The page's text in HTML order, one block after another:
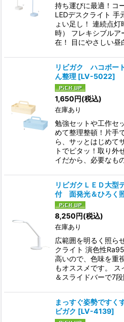
持ち運びに最適！コ
LEDデスクライト 手
ょい足し！ 連続点
時） フレキシブルア
在！ 目にやさしい昼
リビガク ハコボー
ん整理 [LV-5022]
1,650円(税込)
在庫あり
勉強セットや工作セ
めて整理整頓！片手
ら、サッとはじめて
トでピタッ！取り外
イだから、必要なも
リビガクＬＥＤ大
付 面発光＆ひろく
8,250円(税込)
在庫あり
広範囲を明るく照ら
クライト 演色性
高いので、色味を重
もオススメです。
＆スライドバーで7
まっすぐ姿勢です
ビガク [LV-4139]